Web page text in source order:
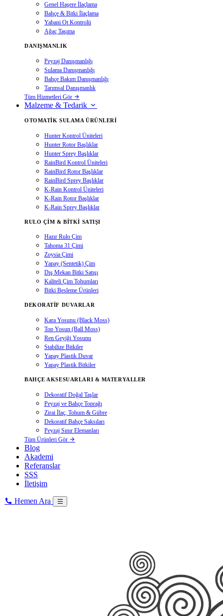
Genel Haşere İlaçlama
Bahçe & Bitki İlaçlama
Yabani Ot Kontrolü
Ağaç Taşıma
DANIŞMANLIK
Peyzaj Danışmanlığı
Sulama Danışmanlığı
Bahçe Bakım Danışmanlığı
Tarımsal Danışmanlık
Tüm Hizmetleri Gör
Malzeme & Tedarik
OTOMATIK SULAMA ÜRÜNLERI
Hunter Kontrol Üniteleri
Hunter Rotor Başlıklar
Hunter Sprey Başlıklar
RainBird Kontrol Üniteleri
RainBird Rotor Başlıklar
RainBird Sprey Başlıklar
K-Rain Kontrol Üniteleri
K-Rain Rotor Başlıklar
K-Rain Sprey Başlıklar
RULO ÇIM & BITKI SATIŞI
Hazır Rulo Çim
Tahoma 31 Çimi
Zoysia Çimi
Yapay (Sentetik) Çim
Dış Mekan Bitki Satışı
Kaliteli Çim Tohumları
Bitki Besleme Ürünleri
DEKORATIF DUVARLAR
Kara Yosunu (Black Moss)
Top Yosun (Ball Moss)
Ren Geyiği Yosunu
Stabilize Bitkiler
Yapay Plastik Duvar
Yapay Plastik Bitkiler
BAHÇE AKSESUARLARI & MATERYALLER
Dekoratif Doğal Taşlar
Peyzaj ve Bahçe Toprağı
Zirai İlaç, Tohum & Gübre
Dekoratif Bahçe Saksıları
Peyzaj Sınır Elemanları
Tüm Ürünleri Gör
Blog
Akademi
Referanslar
SSS
İletişim
Hemen Ara